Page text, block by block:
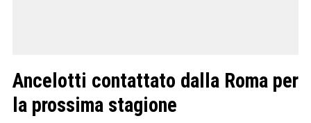
Ancelotti contattato dalla Roma per
la prossima stagione